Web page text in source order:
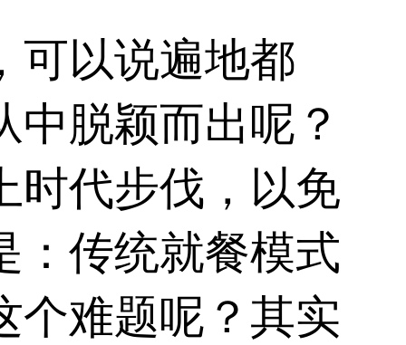
可以说遍地都
脱颖而出呢？
时代步伐，以免
：传统就餐模式
个难题呢？其实